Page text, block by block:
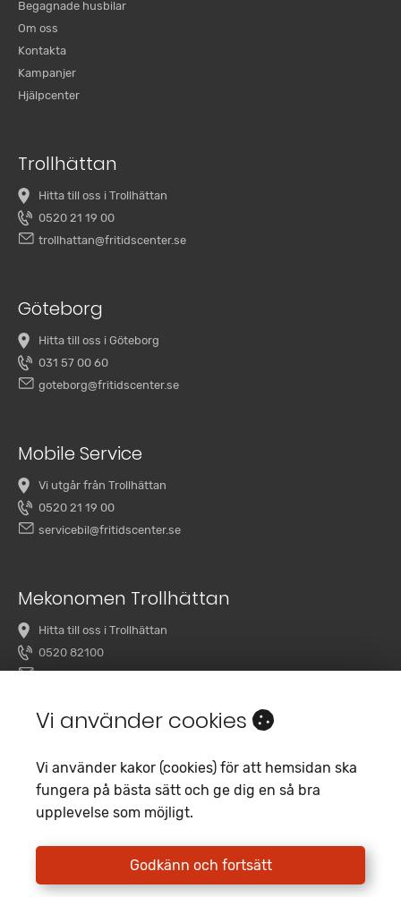
Begagnade husbilar
Om oss
Kontakta
Kampanjer
Hjälpcenter
Trollhättan
Hitta till oss i Trollhättan
0520 21 19 00
trollhattan@fritidscenter.se
Göteborg
Hitta till oss i Göteborg
031 57 00 60
goteborg@fritidscenter.se
Mobile Service
Vi utgår från Trollhättan
0520 21 19 00
servicebil@fritidscenter.se
Mekonomen Trollhättan
Hitta till oss i Trollhättan
0520 82100
overby@mekonomenbilverkstad.se
Copyright 2020 Fritidscenter
Vi använder cookies
Vi använder kakor (cookies) för att hemsidan ska
fungera på bästa sätt och ge dig en så bra
upplevelse som möjligt.
Godkänn och fortsätt